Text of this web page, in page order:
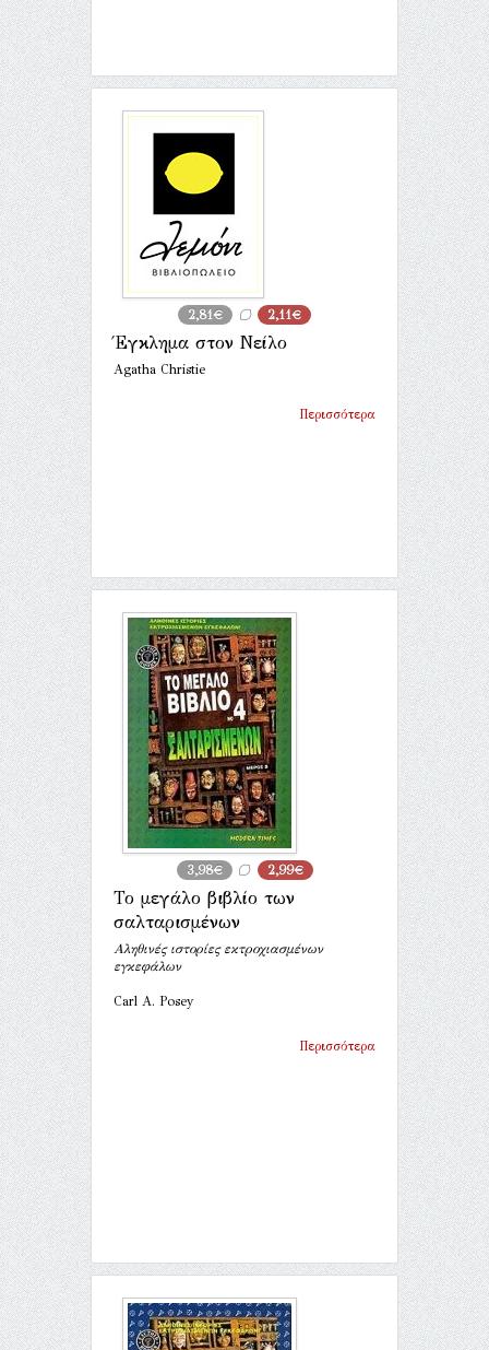
2,81€ 2,11€
Έγκλημα στον Νείλο
Agatha Christie
Περισσότερα
3,98€ 2,99€
Το μεγάλο βιβλίο των
σαλταρισμένων
Αληθινές ιστορίες εκτροχιασμένων
εγκεφάλων
Carl A. Posey
Περισσότερα